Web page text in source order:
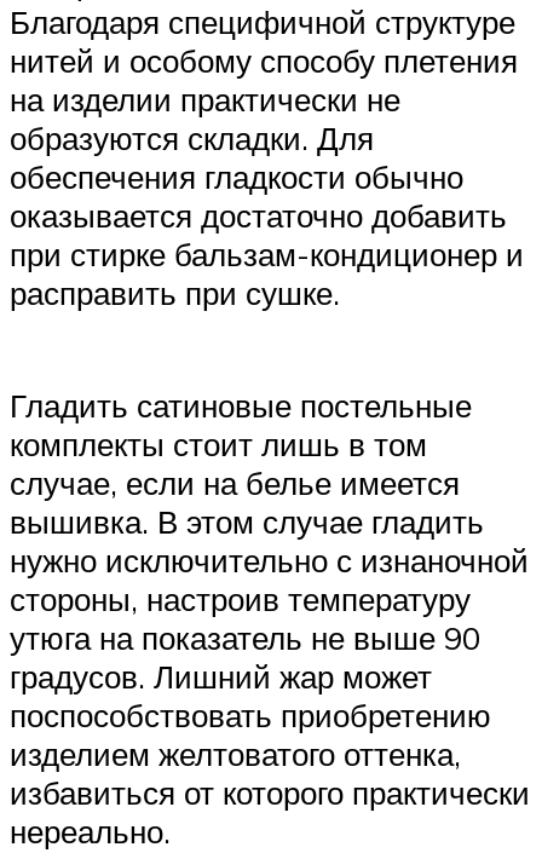
Благодаря специфичной структуре
нитей и особому способу плетения
на изделии практически не
образуются складки. Для
обеспечения гладкости обычно
оказывается достаточно добавить
при стирке бальзам-кондиционер и
расправить при сушке.
Гладить сатиновые постельные
комплекты стоит лишь в том
случае, если на белье имеется
вышивка. В этом случае гладить
нужно исключительно с изнаночной
стороны, настроив температуру
утюга на показатель не выше 90
градусов. Лишний жар может
поспособствовать приобретению
изделием желтоватого оттенка,
избавиться от которого практически
нереально.